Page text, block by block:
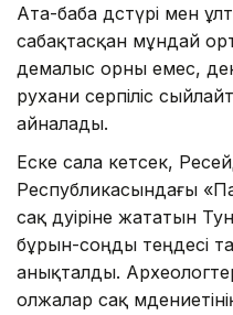
Ата-баба дәстүрі мен
сабақтасқан мұндай
демалыс орны емес,
рухани серпіліс
айналады.
Еске сала кетсек,
Республикасындағы
сақ дәуіріне жататын
бұрын-соңды теңдесі
анықталды.
олжалар сақ